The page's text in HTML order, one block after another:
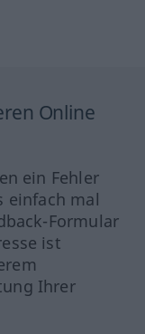
Online
ein Fehler
einfach mal
Formular
ist
Ihrer